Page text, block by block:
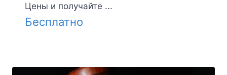
Цены и получайте ...
Бесплатно